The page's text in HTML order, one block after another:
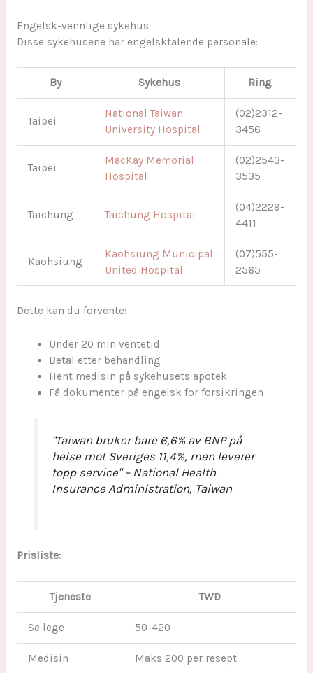
Engelsk-vennlige sykehus
Disse sykehusene har engelsktalende personale:
By Sykehus Ring
Taipei
National Taiwan
University Hospital
(02)2312-
3456
Taipei
MacKay Memorial
Hospital
(02)2543-
3535
Taichung Taichung Hospital
(04)2229-
4411
Kaohsiung
Kaohsiung Municipal
United Hospital
(07)555-
2565
Dette kan du forvente:
Under 20 min ventetid
Betal etter behandling
Hent medisin på sykehusets apotek
Få dokumenter på engelsk for forsikringen
"Taiwan bruker bare 6,6% av BNP på
helse mot Sveriges 11,4%, men leverer
topp service" – National Health
Insurance Administration, Taiwan
Prisliste:
Tjeneste TWD
Se lege 50-420
Medisin Maks 200 per resept